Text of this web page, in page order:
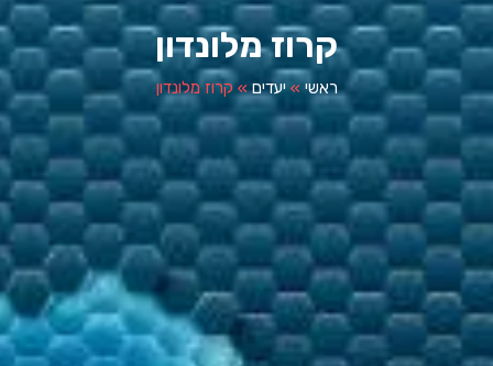
קרוז מלונדון
ראשי»יעדים»קרוז מלונדון